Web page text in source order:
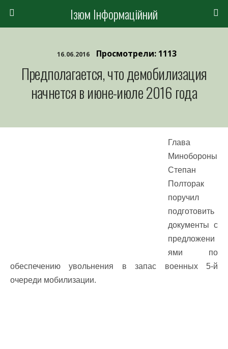
Ізюм Інформаційний
16.06.2016 Просмотрели: 1113
Предполагается, что демобилизация
начнется в июне-июле 2016 года
Глава
Минобороны
Степан
Полторак
поручил
подготовить
документы с
предложени
ями по
обеспечению увольнения в запас военных 5-й
очереди мобилизации.